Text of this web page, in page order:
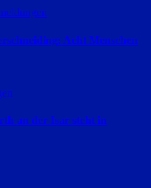
Acht Menschen
an der Isar steht in